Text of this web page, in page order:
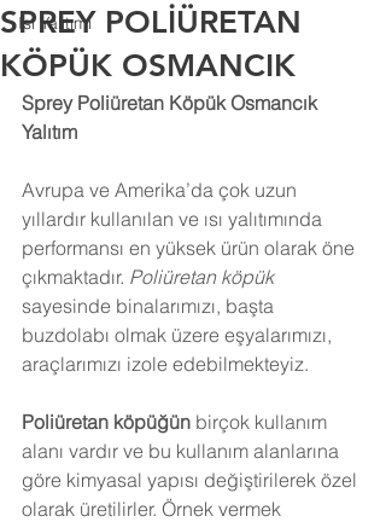
Isı Yalıtımı
SPREY POLİÜRETAN
KÖPÜK OSMANCIK
Sprey Poliüretan Köpük Osmancık
Yalıtım
Avrupa ve Amerika’da çok uzun
yıllardır kullanılan ve ısı yalıtımında
performansı en yüksek ürün olarak öne
çıkmaktadır. Poliüretan köpük
sayesinde binalarımızı, başta
buzdolabı olmak üzere eşyalarımızı,
araçlarımızı izole edebilmekteyiz.
Poliüretan köpüğün birçok kullanım
alanı vardır ve bu kullanım alanlarına
göre kimyasal yapısı değiştirilerek özel
olarak üretilirler. Örnek vermek